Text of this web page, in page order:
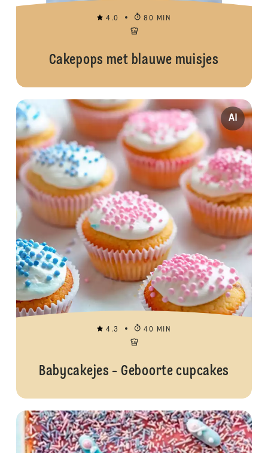
4.0 80 MIN
Cakepops met blauwe muisjes
AI
4.3 40 MIN
Babycakejes - Geboorte cupcakes